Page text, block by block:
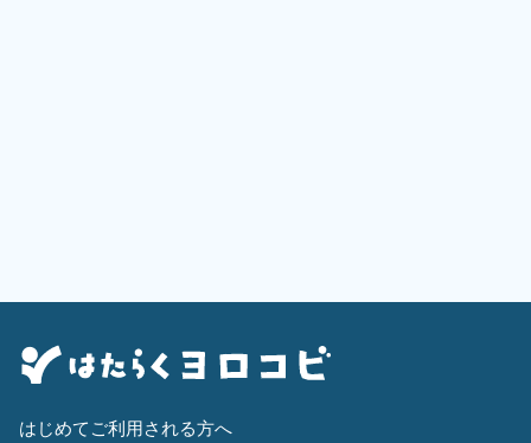
はじめてご利用される方へ